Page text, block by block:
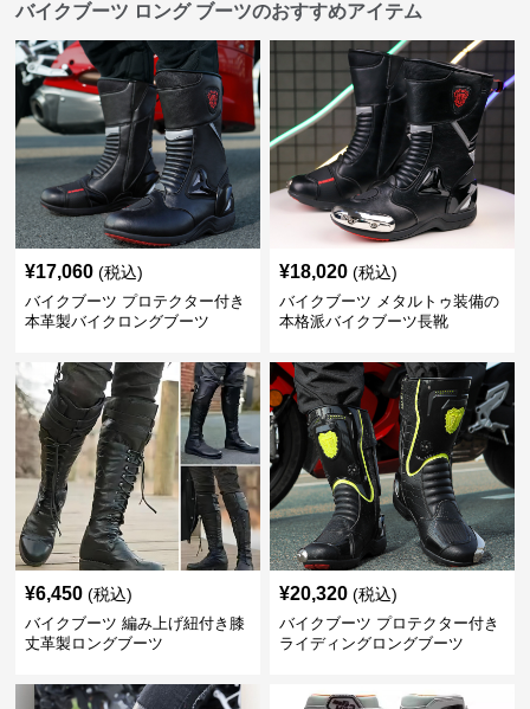
バイクブーツ ロング ブーツのおすすめアイテム
¥17,060 (税込)
バイクブーツ プロテクター付き
本革製バイクロングブーツ
¥18,020 (税込)
バイクブーツ メタルトゥ装備の
本格派バイクブーツ長靴
¥6,450 (税込)
バイクブーツ 編み上げ紐付き膝
丈革製ロングブーツ
¥20,320 (税込)
バイクブーツ プロテクター付き
ライディングロングブーツ